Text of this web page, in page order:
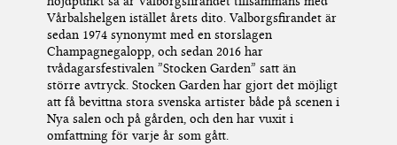
Vårbalshelgen istället årets dito. Valborgsfirandet är
sedan 1974 synonymt med en storslagen
Champagnegalopp, ochsedan 2016 har
tvådagarsfestivalen ”Stocken Garden” satt än
större avtryck. Stocken Garden har gjort det möjligt
att få bevittna stora svenska artister både på scenen i
Nya salen och på gården, och den har vuxit i
omfattning för varje år som gått.